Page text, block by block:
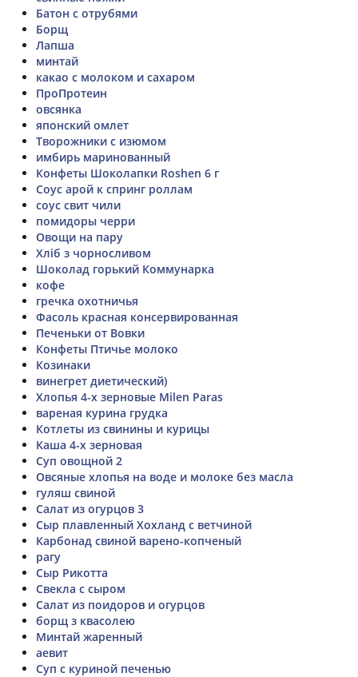
Батон с отрубями
Борщ
Лапша
минтай
какао с молоком и сахаром
ПроПротеин
овсянка
японский омлет
Творожники с изюмом
имбирь маринованный
Конфеты Шоколапки Roshen 6 г
Соус арой к спринг роллам
соус свит чили
помидоры черри
Овощи на пару
Хліб з чорносливом
Шоколад горький Коммунарка
кофе
гречка охотничья
Фасоль красная консервированная
Печеньки от Вовки
Конфеты Птичье молоко
Козинаки
винегрет диетический)
Хлопья 4-х зерновые Milen Paras
вареная курина грудка
Котлеты из свинины и курицы
Каша 4-х зерновая
Суп овощной 2
Овсяные хлопья на воде и молоке без масла
гуляш свиной
Салат из огурцов 3
Сыр плавленный Хохланд с ветчиной
Карбонад свиной варено-копченый
рагу
Сыр Рикотта
Свекла с сыром
Салат из поидоров и огурцов
борщ з квасолею
Минтай жаренный
аевит
Суп с куриной печенью